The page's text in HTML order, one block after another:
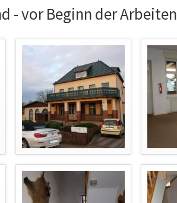
- vor Beginn der Arbeiten